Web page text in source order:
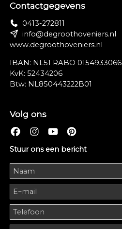
Contactgegevens
0413-272811
info@degroothoveniers.nl
www.degroothoveniers.nl
IBAN: NL51 RABO 0154933066
KvK: 52434206
Btw: NL850443222B01
Volg ons
Stuur ons een bericht